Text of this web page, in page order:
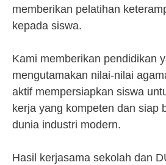
memberikan pelatihan
kepada siswa.
Kami memberikan pendidikan
mengutamakan nilai-nilai
aktif mempersiapkan siswa
kerja yang kompeten dan siap
dunia industri modern.
Hasil kerjasama sekolah dan